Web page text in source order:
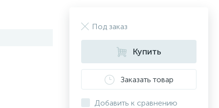
Под заказ
Купить
Заказать товар
Добавить к сравнению